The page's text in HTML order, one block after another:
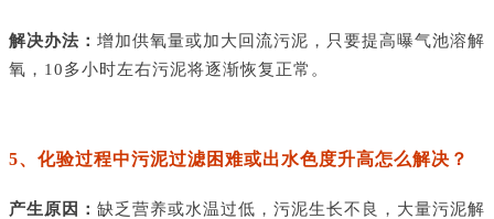
解决办法： 增加供氧量或加大回流污泥，只要提高曝气池溶解
氧， 10多小时左右污泥将逐渐恢复正常。
5、化验过程中污泥过滤困难或出水色度升高怎么解决？
产生原因： 缺乏营养或水温过低，污泥生长不良，大量污泥解